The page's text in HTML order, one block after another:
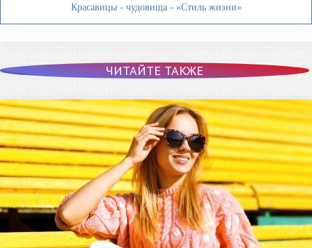
Красавицы - чудовища - «Стиль жизни»
ЧИТАЙТЕ ТАКЖЕ